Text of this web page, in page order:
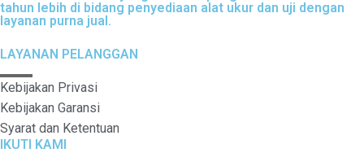
tahun lebih di bidang penyediaan alat ukur dan uji dengan
layanan purna jual.
LAYANAN PELANGGAN
Kebijakan Privasi
Kebijakan Garansi
Syarat dan Ketentuan
IKUTI KAMI